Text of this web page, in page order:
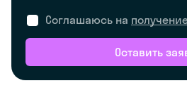
Соглашаюсь на
Оставить